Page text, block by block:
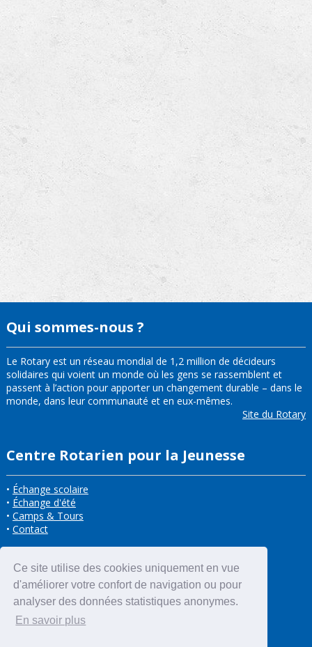
Ce site utilise des cookies uniquement en vue
d'améliorer votre confort de navigation ou pour
analyser des données statistiques anonymes.
En savoir plus
Qui sommes-nous ?
Le Rotary est un réseau mondial de 1,2 million de décideurs
solidaires qui voient un monde où les gens se rassemblent et
passent à l’action pour apporter un changement durable – dans le
monde, dans leur communauté et en eux-mêmes.
Site du Rotary
Centre Rotarien pour la Jeunesse
• Échange scolaire
• Échange d'été
• Camps & Tours
• Contact